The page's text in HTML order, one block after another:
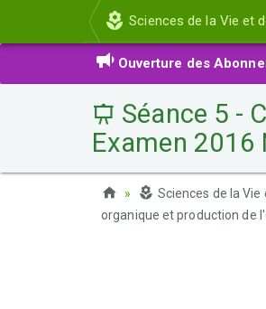
Sciences de la Vie et
Ouverture des
Séance 5 -
Examen 2016
Sciences de la Vie
organique et production de